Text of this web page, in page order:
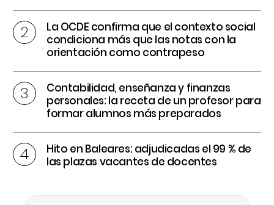
La OCDE confirma que el contexto social
condiciona más que las notas con la
orientación como contrapeso
Contabilidad, enseñanza y finanzas
personales: la receta de un profesor para
formar alumnos más preparados
Hito en Baleares: adjudicadas el 99 % de
las plazas vacantes de docentes